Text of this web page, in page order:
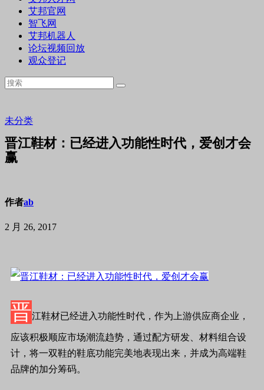
艾邦官网
智飞网
艾邦机器人
论坛视频回放
观众登记
未分类
晋江鞋材：已经进入功能性时代，爱创才会
赢
作者ab
2 月 26, 2017
晋江鞋材已经进入功能性时代，作为上游供应商企业，
应该积极顺应市场潮流趋势，通过配方研发、材料组合设
计，将一双鞋的鞋底功能完美地表现出来，并成为高端鞋
品牌的加分筹码。